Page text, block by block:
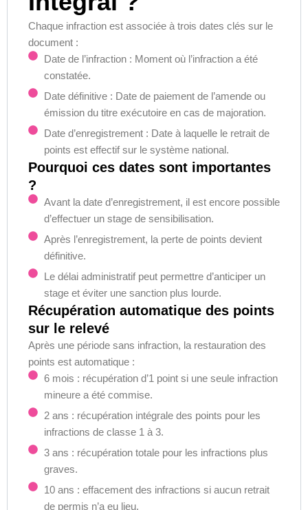
Chaque infraction est associée à trois dates clés sur le
document :
Date de l’infraction : Moment où l’infraction a été
constatée.
Date définitive : Date de paiement de l’amende ou
émission du titre exécutoire en cas de majoration.
Date d’enregistrement : Date à laquelle le retrait de
points est effectif sur le système national.
Pourquoi ces dates sont importantes
?
Avant la date d’enregistrement, il est encore possible
d’effectuer un stage de sensibilisation.
Après l’enregistrement, la perte de points devient
définitive.
Le délai administratif peut permettre d’anticiper un
stage et éviter une sanction plus lourde.
Récupération automatique des points
sur le relevé
Après une période sans infraction, la restauration des
points est automatique :
6 mois : récupération d’1 point si une seule infraction
mineure a été commise.
2 ans : récupération intégrale des points pour les
infractions de classe 1 à 3.
3 ans : récupération totale pour les infractions plus
graves.
10 ans : effacement des infractions si aucun retrait
de permis n’a eu lieu.